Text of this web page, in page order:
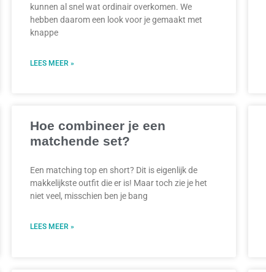
kunnen al snel wat ordinair overkomen. We
hebben daarom een look voor je gemaakt met
knappe
LEES MEER »
Hoe combineer je een
matchende set?
Een matching top en short? Dit is eigenlijk de
makkelijkste outfit die er is! Maar toch zie je het
niet veel, misschien ben je bang
LEES MEER »